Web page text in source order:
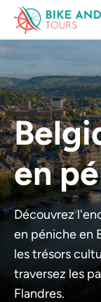
en
Découvrez
en péniche en
les trésors
traversez les
Flandres.